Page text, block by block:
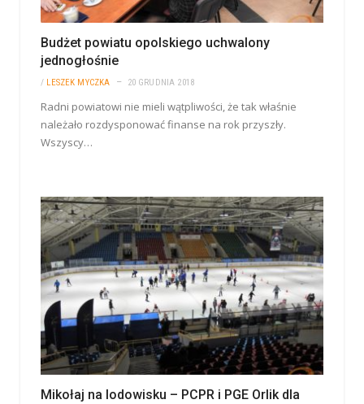
Budżet powiatu opolskiego uchwalony
jednogłośnie
/ LESZEK MYCZKA 20 GRUDNIA 2018
Radni powiatowi nie mieli wątpliwości, że tak właśnie
należało rozdysponować finanse na rok przyszły.
Wszyscy…
Mikołaj na lodowisku – PCPR i PGE Orlik dla